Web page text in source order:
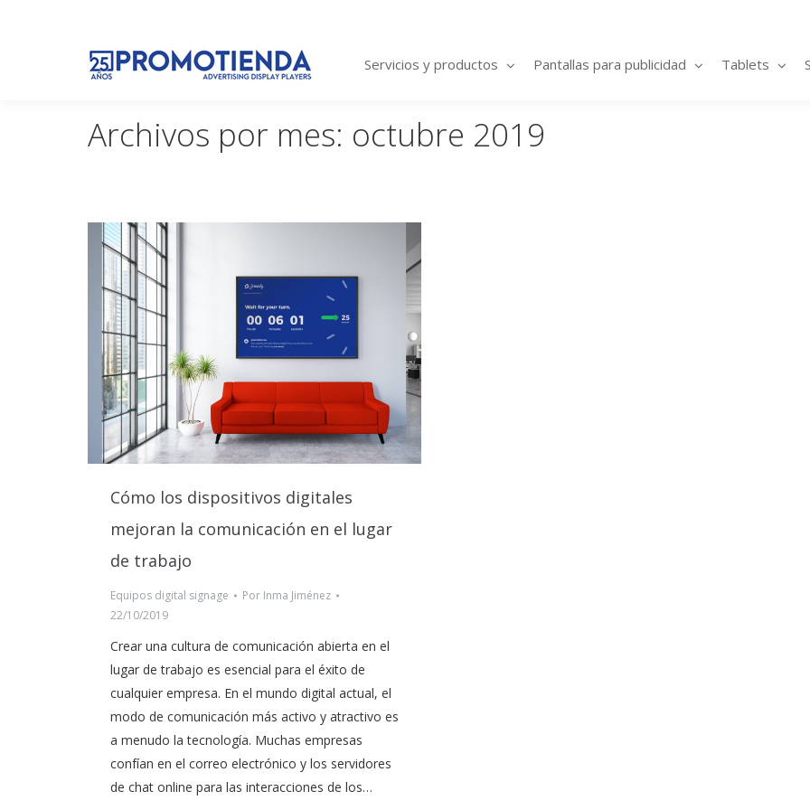
Servicios y productos Pantallas para publicidad Tablets
Archivos por mes: octubre 2019
Cómo los dispositivos digitales
mejoran la comunicación en el lugar
de trabajo
Equipos digital signage Por Inma Jiménez
22/10/2019
Crear una cultura de comunicación abierta en el
lugar de trabajo es esencial para el éxito de
cualquier empresa. En el mundo digital actual, el
modo de comunicación más activo y atractivo es
a menudo la tecnología. Muchas empresas
confían en el correo electrónico y los servidores
de chat online para las interacciones de los…